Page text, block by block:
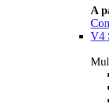
A
V4